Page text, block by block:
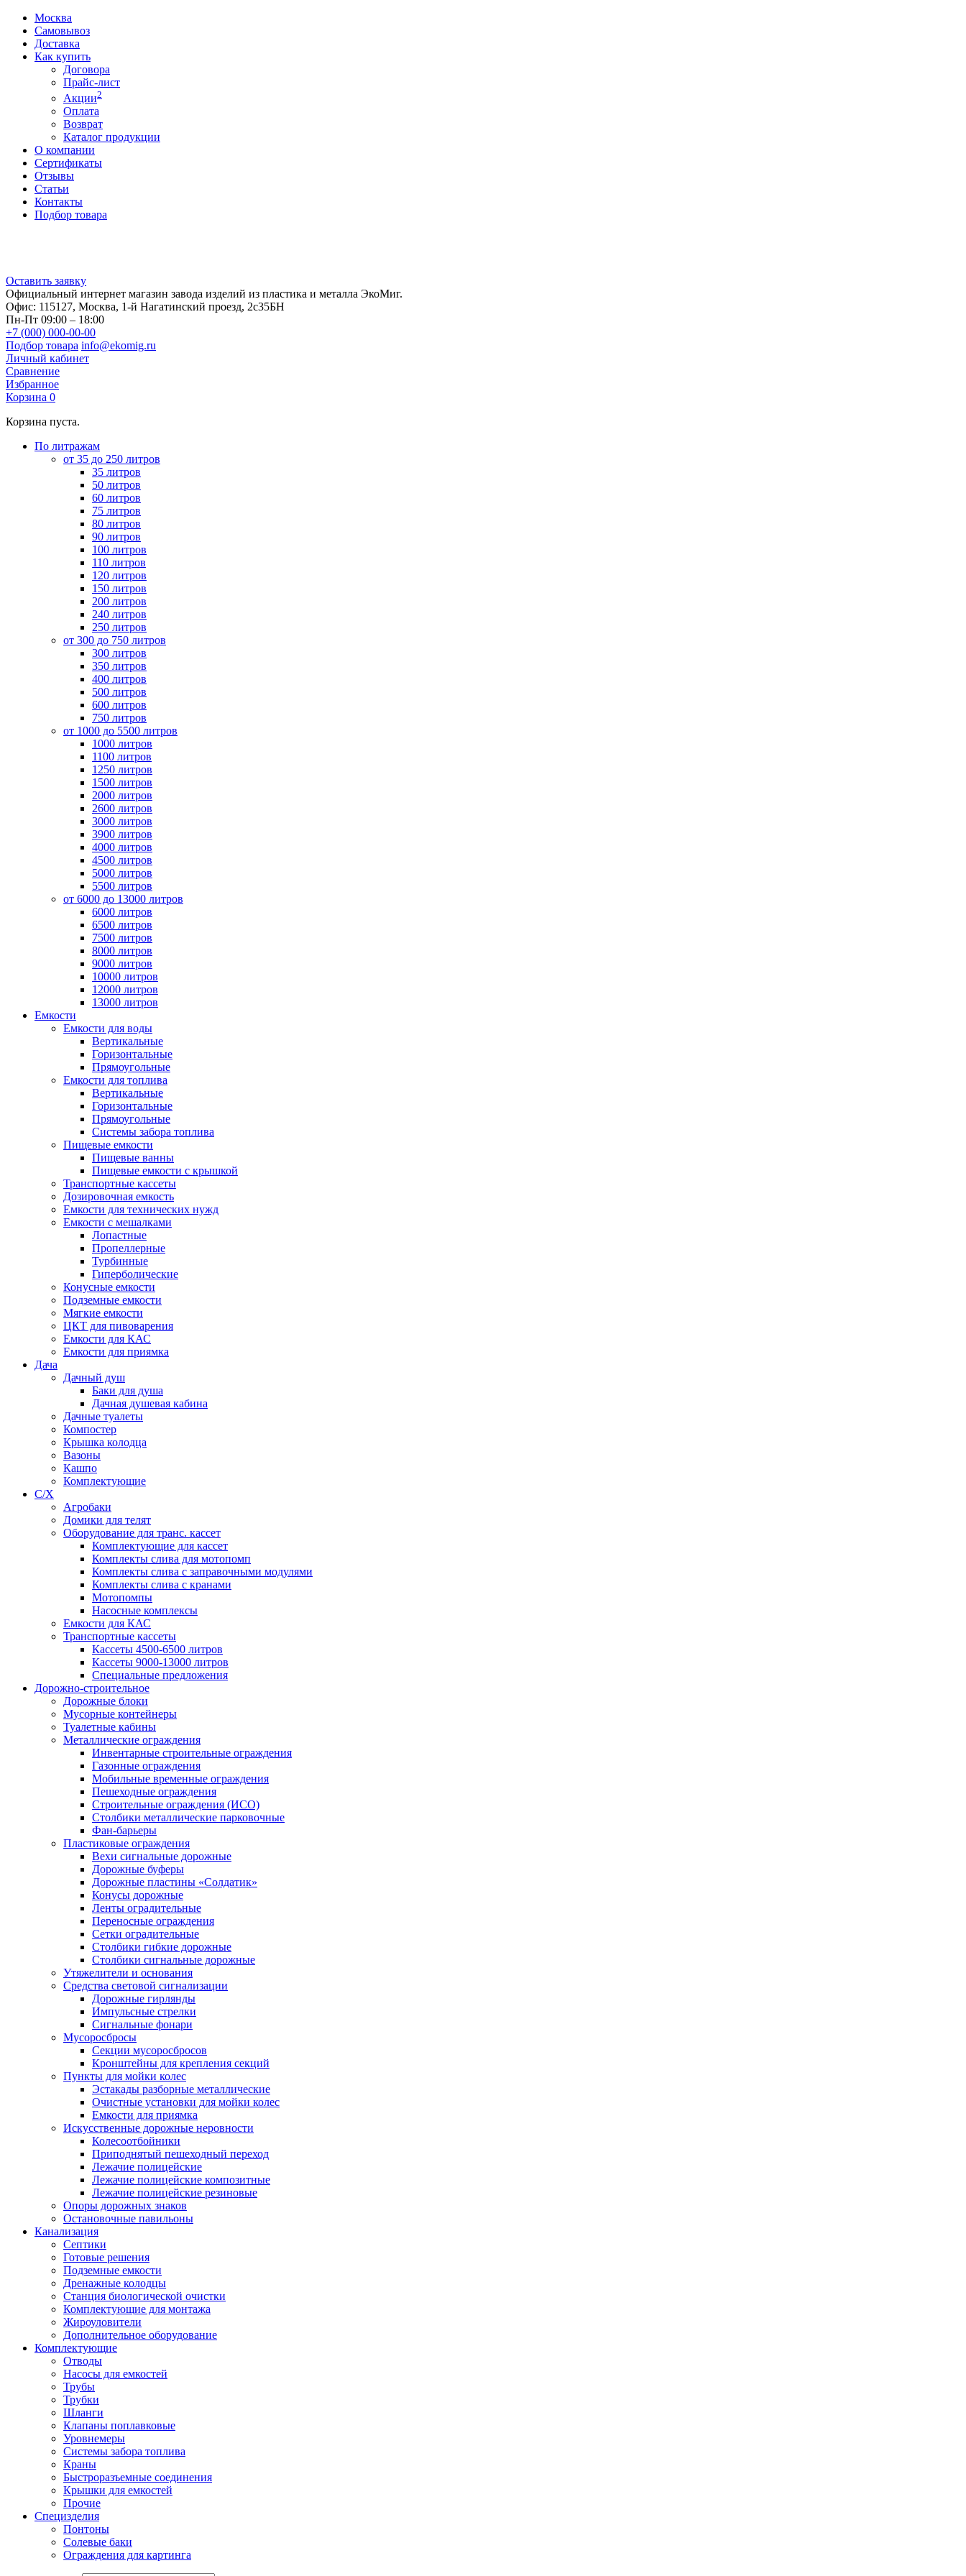
Москва
Самовывоз
Доставка
Как купить
Договора
Прайс-лист
Акции2
Оплата
Возврат
Каталог продукции
О компании
Сертификаты
Отзывы
Статьи
Контакты
Подбор товара
Оставить заявку
Официальный интернет магазин завода изделий из пластика и металла ЭкоМиг.
Офис: 115127, Москва, 1-й Нагатинский проезд, 2с35БН
Пн-Пт 09:00 – 18:00
+7 (000) 000-00-00
Подбор товара info@ekomig.ru
Личный кабинет
Сравнение
Избранное
Корзина 0
Корзина пуста.
По литражам
от 35 до 250 литров
35 литров
50 литров
60 литров
75 литров
80 литров
90 литров
100 литров
110 литров
120 литров
150 литров
200 литров
240 литров
250 литров
от 300 до 750 литров
300 литров
350 литров
400 литров
500 литров
600 литров
750 литров
от 1000 до 5500 литров
1000 литров
1100 литров
1250 литров
1500 литров
2000 литров
2600 литров
3000 литров
3900 литров
4000 литров
4500 литров
5000 литров
5500 литров
от 6000 до 13000 литров
6000 литров
6500 литров
7500 литров
8000 литров
9000 литров
10000 литров
12000 литров
13000 литров
Емкости
Емкости для воды
Вертикальные
Горизонтальные
Прямоугольные
Емкости для топлива
Вертикальные
Горизонтальные
Прямоугольные
Системы забора топлива
Пищевые емкости
Пищевые ванны
Пищевые емкости с крышкой
Транспортные кассеты
Дозировочная емкость
Емкости для технических нужд
Емкости с мешалками
Лопастные
Пропеллерные
Турбинные
Гиперболические
Конусные емкости
Подземные емкости
Мягкие емкости
ЦКТ для пивоварения
Емкости для КАС
Емкости для приямка
Дача
Дачный душ
Баки для душа
Дачная душевая кабина
Дачные туалеты
Компостер
Крышка колодца
Вазоны
Кашпо
Комплектующие
С/Х
Агробаки
Домики для телят
Оборудование для транс. кассет
Комплектующие для кассет
Комплекты слива для мотопомп
Комплекты слива с заправочными модулями
Комплекты слива с кранами
Мотопомпы
Насосные комплексы
Емкости для КАС
Транспортные кассеты
Кассеты 4500-6500 литров
Кассеты 9000-13000 литров
Специальные предложения
Дорожно-строительное
Дорожные блоки
Мусорные контейнеры
Туалетные кабины
Металлические ограждения
Инвентарные строительные ограждения
Газонные ограждения
Мобильные временные ограждения
Пешеходные ограждения
Строительные ограждения (ИСО)
Столбики металлические парковочные
Фан-барьеры
Пластиковые ограждения
Вехи сигнальные дорожные
Дорожные буферы
Дорожные пластины «Солдатик»
Конусы дорожные
Ленты оградительные
Переносные ограждения
Сетки оградительные
Столбики гибкие дорожные
Столбики сигнальные дорожные
Утяжелители и основания
Средства световой сигнализации
Дорожные гирлянды
Импульсные стрелки
Сигнальные фонари
Мусоросбросы
Секции мусоросбросов
Кронштейны для крепления секций
Пункты для мойки колес
Эстакады разборные металлические
Очистные установки для мойки колес
Емкости для приямка
Искусственные дорожные неровности
Колесоотбойники
Приподнятый пешеходный переход
Лежачие полицейские
Лежачие полицейские композитные
Лежачие полицейские резиновые
Опоры дорожных знаков
Остановочные павильоны
Канализация
Септики
Готовые решения
Подземные емкости
Дренажные колодцы
Станция биологической очистки
Комплектующие для монтажа
Жироуловители
Дополнительное оборудование
Комплектующие
Отводы
Насосы для емкостей
Трубы
Трубки
Шланги
Клапаны поплавковые
Уровнемеры
Системы забора топлива
Краны
Быстроразъемные соединения
Крышки для емкостей
Прочие
Специзделия
Понтоны
Солевые баки
Ограждения для картинга